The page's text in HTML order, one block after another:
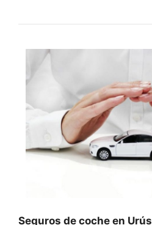
Seguros de coche en Urús